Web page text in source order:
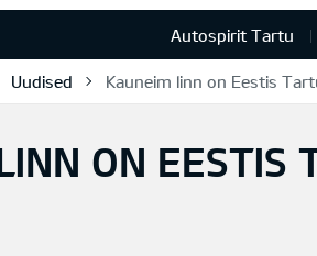
Autospirit Tartu
Uudised Kauneim linn on Eestis
ON EESTIS